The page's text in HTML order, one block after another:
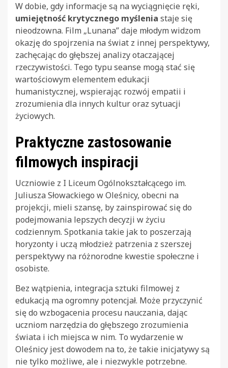
W dobie, gdy informacje są na wyciągnięcie ręki,
umiejętność krytycznego myślenia staje się
nieodzowna. Film „Lunana” daje młodym widzom
okazję do spojrzenia na świat z innej perspektywy,
zachęcając do głębszej analizy otaczającej
rzeczywistości. Tego typu seanse mogą stać się
wartościowym elementem edukacji
humanistycznej, wspierając rozwój empatii i
zrozumienia dla innych kultur oraz sytuacji
życiowych.
Praktyczne zastosowanie
filmowych inspiracji
Uczniowie z I Liceum Ogólnokształcącego im.
Juliusza Słowackiego w Oleśnicy, obecni na
projekcji, mieli szansę, by zainspirować się do
podejmowania lepszych decyzji w życiu
codziennym. Spotkania takie jak to poszerzają
horyzonty i uczą młodzież patrzenia z szerszej
perspektywy na różnorodne kwestie społeczne i
osobiste.
Bez wątpienia, integracja sztuki filmowej z
edukacją ma ogromny potencjał. Może przyczynić
się do wzbogacenia procesu nauczania, dając
uczniom narzędzia do głębszego zrozumienia
świata i ich miejsca w nim. To wydarzenie w
Oleśnicy jest dowodem na to, że takie inicjatywy są
nie tylko możliwe, ale i niezwykle potrzebne.